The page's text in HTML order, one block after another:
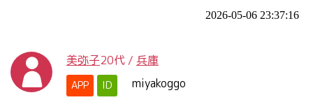
2026-05-06 23:37:16
美弥子20代 / 兵庫
APP ID miyakoggo